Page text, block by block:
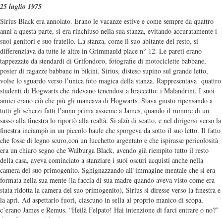
25 luglio 1975
Sirius Black era annoiato. Erano le vacanze estive e come sempre da quattro
anni a questa parte, si era rinchiuso nella sua stanza, evitando accuratamente i
suoi genitori e suo fratello. La stanza, come il suo abitante del resto, si
differenziava da tutte le altre in Grimmauld place n° 12. Le pareti erano
tappezzate da stendardi di Grifondoro, fotografie di motociclette babbane,
poster di ragazze babbane in bikini. Sirius, disteso supino sul grande letto,
volse lo sguardo verso l’unica foto magica della stanza. Rappresentava quattro
studenti di Hogwarts che ridevano tenendosi a braccetto: i Malandrini. I suoi
amici erano ciò che più gli mancava di Hogwarts. Stava giusto ripensando a
tutti gli scherzi fatti l’anno prima assieme a James, quando il rumore di un
sasso alla finestra lo riportò alla realtà. Si alzò di scatto, e nel dirigersi verso la
finestra inciampò in un piccolo baule che sporgeva da sotto il suo letto. Il fatto
che fosse di legno scuro,con un lucchetto argentato e che ispirasse pericolosità
era un chiaro segno che Walburga Black, avendo già riempito tutto il resto
della casa, aveva cominciato a stanziare i suoi oscuri acquisti anche nella
camera del suo primogenito. Sghignazzando all’immagine mentale che si era
formata nella sua mente (la faccia di sua madre quando aveva visto come era
stata ridotta la camera del suo primogenito), Sirius si diresse verso la finestra e
la aprì. Ad aspettarlo fuori, ciascuno in sella al proprio manico di scopa,
c’erano James e Remus. “Heilà Felpato! Hai intenzione di farci entrare o no?”